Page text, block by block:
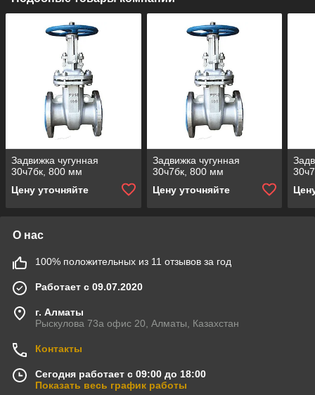
Задвижка чугунная
30ч7бк, 800 мм
Цену уточняйте
Задвижка чугунная
30ч7бк, 800 мм
Цену уточняйте
О нас
100% положительных из 11 отзывов за год
Работает с 09.07.2020
г. Алматы
Рыскулова 73а офис 20, Алматы, Казахстан
Контакты
Сегодня работает с 09:00 до 18:00
Показать весь график работы